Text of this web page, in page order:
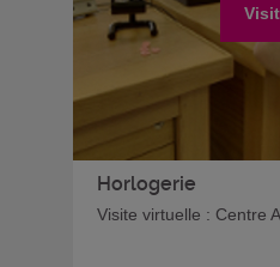
Horlogerie
Visite virtuelle : Centre